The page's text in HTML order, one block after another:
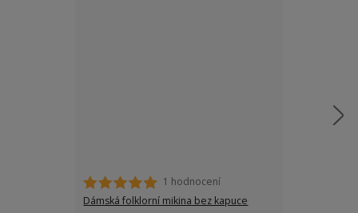
1 hodnocení
Dámská folklorní mikina bez kapuce